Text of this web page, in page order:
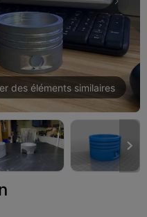
des éléments similaires
